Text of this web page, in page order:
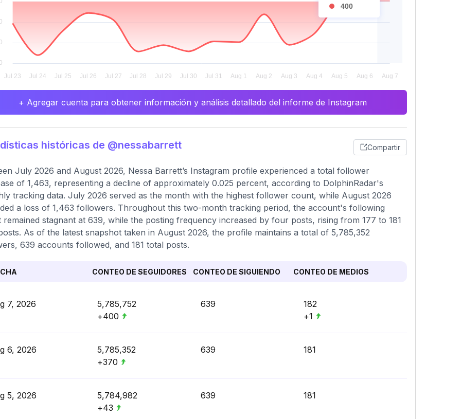
400
+ Agregar cuenta para obtener información y análisis detallado del informe de Instagram
históricas de @nessabarrett Compartir
July 2026 and August 2026, Nessa Barrett’s Instagram profile experienced a total follower
of 1,463, representing a decline of approximately 0.025 percent, according to DolphinRadar's
tracking data. July 2026 served as the month with the highest follower count, while August 2026
a loss of 1,463 followers. Throughout this two-month tracking period, the account's following
remained stagnant at 639, while the posting frequency increased by four posts, rising from 177 to 181
As of the latest snapshot taken in August 2026, the profile maintains a total of 5,785,352
639 accounts followed, and 181 total posts.
CONTEO DE SEGUIDORES CONTEO DE SIGUIENDO CONTEO DE MEDIOS
7, 2026
5,785,752
+400
639
182
+1
6, 2026
5,785,352
+370
639 181
5, 2026
5,784,982
+43
639 181